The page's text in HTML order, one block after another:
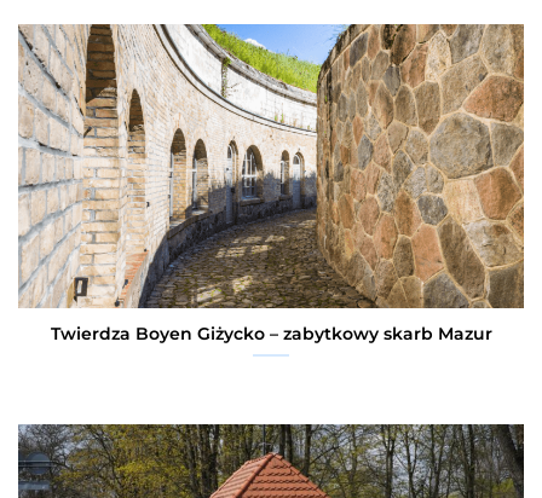
Twierdza Boyen Giżycko – zabytkowy skarb Mazur